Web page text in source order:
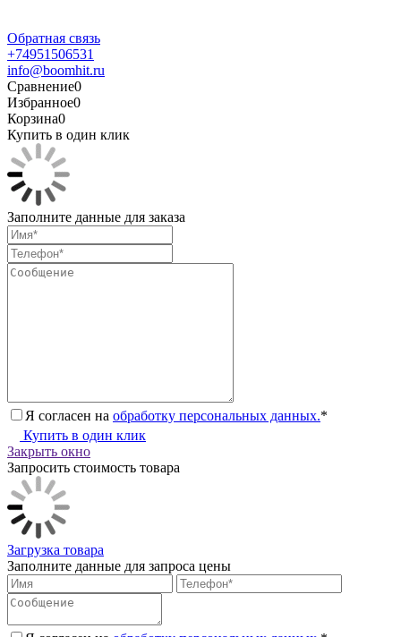
Обратная связь
+74951506531
info@boomhit.ru
Сравнение0
Избранное0
Корзина0
Купить в один клик
Заполните данные для заказа
Я согласен на обработку персональных данных.*
Купить в один клик
Закрыть окно
Запросить стоимость товара
Загрузка товара
Заполните данные для запроса цены